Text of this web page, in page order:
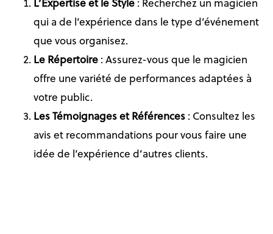
qui a de l’expérience dans le type d’événement
que vous organisez.
Le Répertoire : Assurez-vous que le magicien
offre une variété de performances adaptées à
votre public.
Les Témoignages et Références : Consultez les
avis et recommandations pour vous faire une
idée de l’expérience d’autres clients.